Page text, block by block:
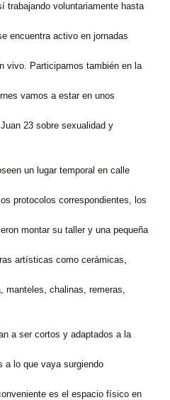
trabajando voluntariamente hasta
encuentra activo en jornadas
vivo. Participamos también en la
vamos a estar en unos
23 sobre sexualidad y
un lugar temporal en calle
protocolos correspondientes, los
montar su taller y una pequeña
artísticas como cerámicas,
manteles, chalinas, remeras,
a ser cortos y adaptados a la
a lo que vaya surgiendo
es el espacio físico en